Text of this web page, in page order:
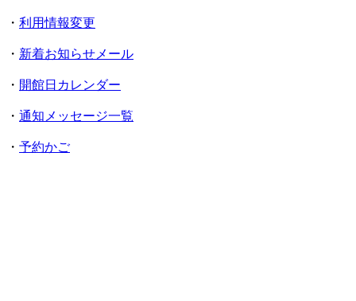
・ 利用情報変更
・ 新着お知らせメール
・ 開館日カレンダー
・ 通知メッセージ一覧
・ 予約かご